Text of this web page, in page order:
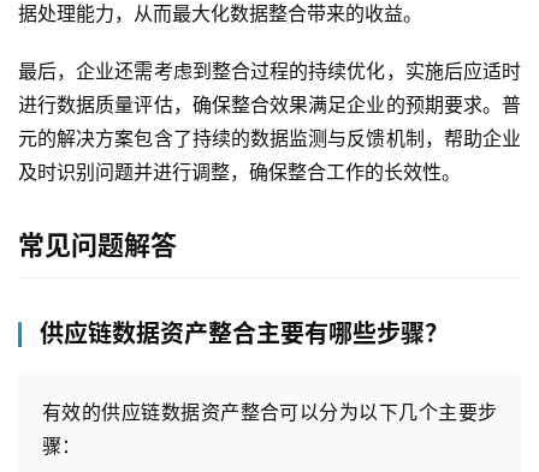
新
据处理能力，从而最大化数据整合带来的收益。
最后，企业还需考虑到整合过程的持续优化，实施后应适时
进行数据质量评估，确保整合效果满足企业的预期要求。普
元的解决方案包含了持续的数据监测与反馈机制，帮助企业
及时识别问题并进行调整，确保整合工作的长效性。
常见问题解答
供应链数据资产整合主要有哪些步骤？
有效的供应链数据资产整合可以分为以下几个主要步
骤：